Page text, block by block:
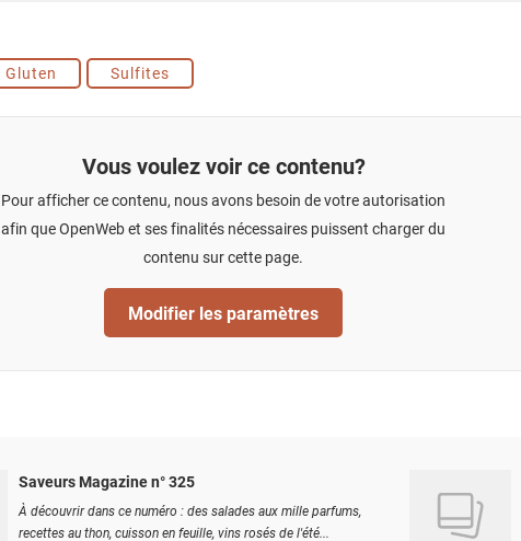
Gluten Sulfites
Vous voulez voir ce contenu?
Pour afficher ce contenu, nous avons besoin de votre autorisation
afin que OpenWeb et ses finalités nécessaires puissent charger du
contenu sur cette page.
Modifier les paramètres
Saveurs Magazine n° 325
À découvrir dans ce numéro : des salades aux mille parfums,
recettes au thon, cuisson en feuille, vins rosés de l'été...